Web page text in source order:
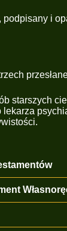
i
starszych